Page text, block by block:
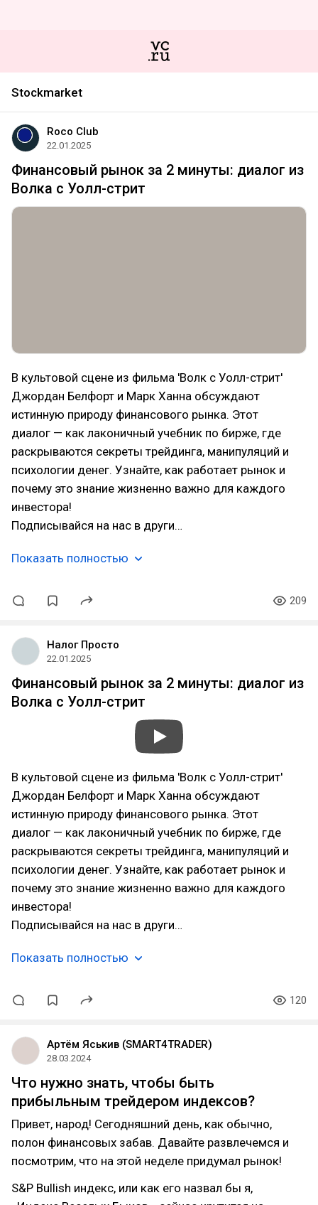
Stockmarket
Roco Club
22.01.2025
Финансовый рынок за 2 минуты: диалог из
Волка с Уолл-стрит
В культовой сцене из фильма 'Волк с Уолл-стрит'
Джордан Белфорт и Марк Ханна обсуждают
истинную природу финансового рынка. Этот
диалог — как лаконичный учебник по бирже, где
раскрываются секреты трейдинга, манипуляций и
психологии денег. Узнайте, как работает рынок и
почему это знание жизненно важно для каждого
инвестора!
Подписывайся на нас в други…
Показать полностью
209
Налог Просто
22.01.2025
Финансовый рынок за 2 минуты: диалог из
Волка с Уолл-стрит
В культовой сцене из фильма 'Волк с Уолл-стрит'
Джордан Белфорт и Марк Ханна обсуждают
истинную природу финансового рынка. Этот
диалог — как лаконичный учебник по бирже, где
раскрываются секреты трейдинга, манипуляций и
психологии денег. Узнайте, как работает рынок и
почему это знание жизненно важно для каждого
инвестора!
Подписывайся на нас в други…
Показать полностью
120
Артём Яськив (SMART4TRADER)
28.03.2024
Что нужно знать, чтобы быть
прибыльным трейдером индексов?
Привет, народ! Сегодняшний день, как обычно,
полон финансовых забав. Давайте развлечемся и
посмотрим, что на этой неделе придумал рынок!
S&P Bullish индекс, или как его назвал бы я,